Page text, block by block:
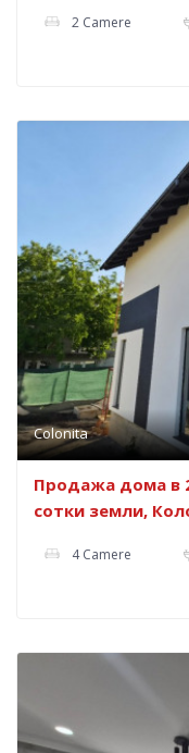
2 Camere
Colonita
Продажа дома в
сотки земли,
4 Camere